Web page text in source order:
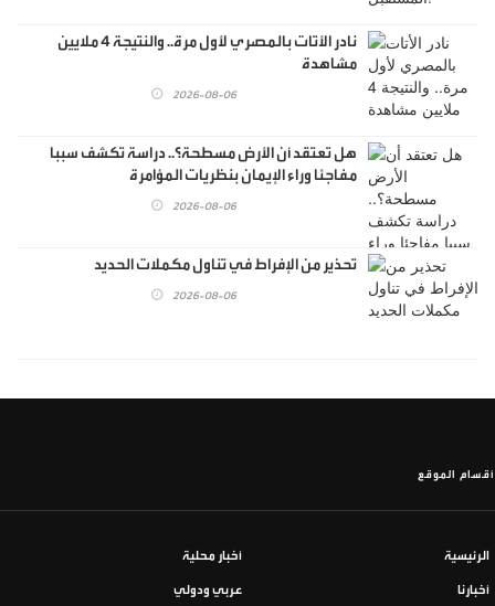
نادر الأتات بالمصري لأول مرة.. والنتيجة 4 ملايين
مشاهدة
2026-08-06
هل تعتقد أن الأرض مسطحة؟.. دراسة تكشف سببا
مفاجئا وراء الإيمان بنظريات المؤامرة
2026-08-06
تحذير من الإفراط في تناول مكملات الحديد
2026-08-06
أقسام الموقع
الرئيسية أخبار محلية
أخبارنا عربي ودولي